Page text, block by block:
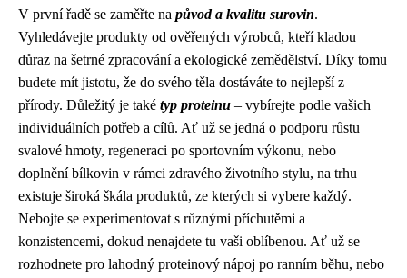
V první řadě se zaměřte na původ a kvalitu surovin.
Vyhledávejte produkty od ověřených výrobců, kteří kladou
důraz na šetrné zpracování a ekologické zemědělství. Díky tomu
budete mít jistotu, že do svého těla dostáváte to nejlepší z
přírody. Důležitý je také typ proteinu – vybírejte podle vašich
individuálních potřeb a cílů. Ať už se jedná o podporu růstu
svalové hmoty, regeneraci po sportovním výkonu, nebo
doplnění bílkovin v rámci zdravého životního stylu, na trhu
existuje široká škála produktů, ze kterých si vybere každý.
Nebojte se experimentovat s různými příchutěmi a
konzistencemi, dokud nenajdete tu vaši oblíbenou. Ať už se
rozhodnete pro lahodný proteinový nápoj po ranním běhu, nebo